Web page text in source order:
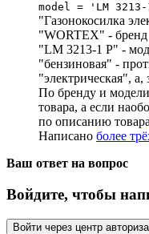
model = 'LM
"Газонокосилка
"WORTEX" - бренд
"LM 3213-1 P" -
"бензиновая" -
"электрическая",
По бренду и
товара, а если
по описанию
Написано более
Ваш ответ на вопрос
Войдите, чтобы
Войти через центр